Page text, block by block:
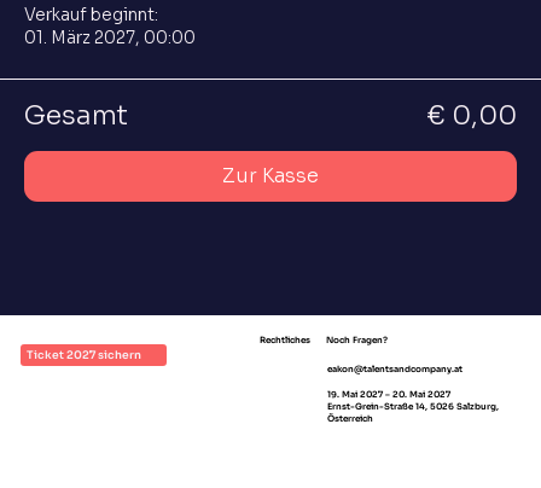
Verkauf beginnt:
01. März 2027, 00:00
Gesamt € 0,00
Zur Kasse
Ticket 2027 sichern
Rechtliches Noch Fragen?
eakon@talentsandcompany.at
19. Mai 2027 – 20. Mai 2027
Ernst-Grein-Straße 14, 5026 Salzburg,
Österreich